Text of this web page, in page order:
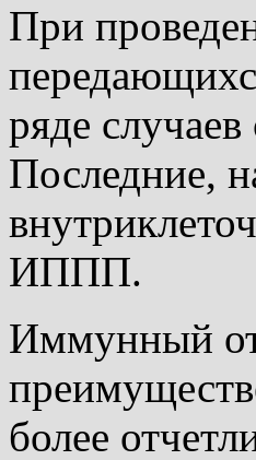
При
ряде
Последние,
ИППП.
Иммунный
более